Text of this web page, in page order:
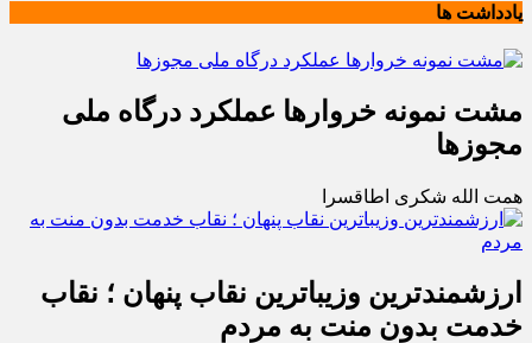
یادداشت ها
مشت نمونه خروارها عملکرد درگاه ملی
مجوزها
همت الله شکری اطاقسرا
ارزشمندترین وزیباترین نقاب پنهان ؛ نقاب
خدمت بدون منت به مردم